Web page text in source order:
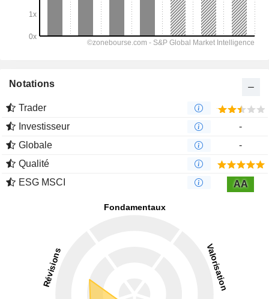
Notations
Trader
Investisseur
-
Globale
-
Qualité
ESG MSCI
AA